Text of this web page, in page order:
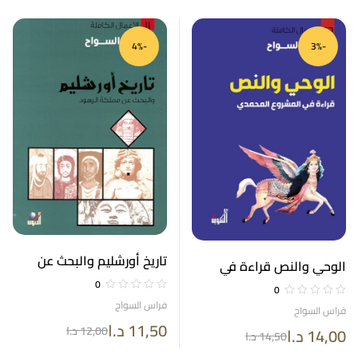
-3%
الوحي والنص قراءة في
المشروع المحمدي الأعمال
الكاملة 26
0
فراس السواح
14,50د.ا 14,00د.ا
-4%
تاريخ أورشليم والبحث عن
مملكة اليهود الأعمال
الكاملة 11
0
فراس السواح
12,00د.ا 11,50د.ا